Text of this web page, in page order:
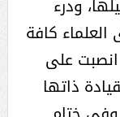
ودرء
العلماء كافة
انصبت على
ذاتها